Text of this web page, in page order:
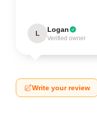
L Logan
Verified owner
Write your review